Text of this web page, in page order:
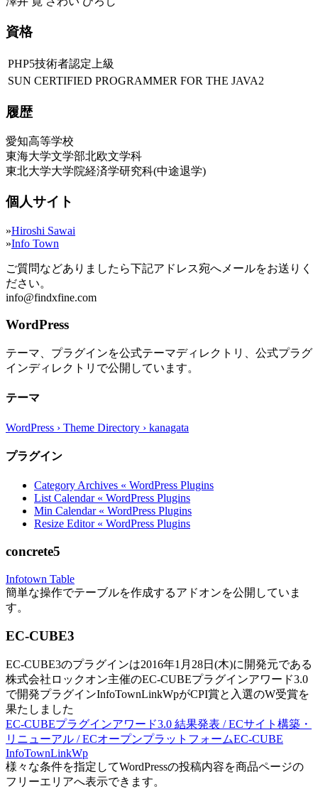
資格
PHP5技術者認定上級
SUN CERTIFIED PROGRAMMER FOR THE JAVA2
履歴
愛知高等学校
東海大学文学部北欧文学科
東北大学大学院経済学研究科(中途退学)
個人サイト
»Hiroshi Sawai
»Info Town
ご質問などありましたら下記アドレス宛へメールをお送りく
ださい。
info@findxfine.com
WordPress
テーマ、プラグインを公式テーマディレクトリ、公式プラグ
インディレクトリで公開しています。
テーマ
WordPress › Theme Directory › kanagata
プラグイン
Category Archives « WordPress Plugins
List Calendar « WordPress Plugins
Min Calendar « WordPress Plugins
Resize Editor « WordPress Plugins
concrete5
Infotown Table
簡単な操作でテーブルを作成するアドオンを公開していま
す。
EC-CUBE3
EC-CUBE3のプラグインは2016年1月28日(木)に開発元である
株式会社ロックオン主催のEC-CUBEプラグインアワード3.0
で開発プラグインInfoTownLinkWpがCPI賞と入選のW受賞を
果たしました
EC-CUBEプラグインアワード3.0 結果発表 / ECサイト構築・
リニューアル / ECオープンプラットフォームEC-CUBE
InfoTownLinkWp
様々な条件を指定してWordPressの投稿内容を商品ページの
フリーエリアへ表示できます。